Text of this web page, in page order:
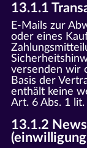
13.1.1
E-Mails zur
oder eines
versenden wir
Basis der
enthält keine
Art. 6 Abs. 1 lit.
13.1.2